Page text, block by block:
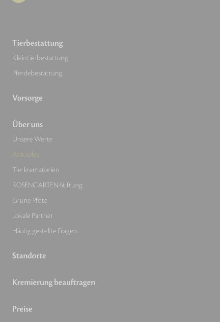
Tierbestattung
Kleintierbestattung
Pferdebestattung
Vorsorge
Über uns
Unsere Werte
Aktuelles
Tierkrematorien
ROSENGARTEN-Stiftung
Grüne Pfote
Lokale Partner
Häufig gestellte Fragen
Standorte
Kremierung beauftragen
Preise